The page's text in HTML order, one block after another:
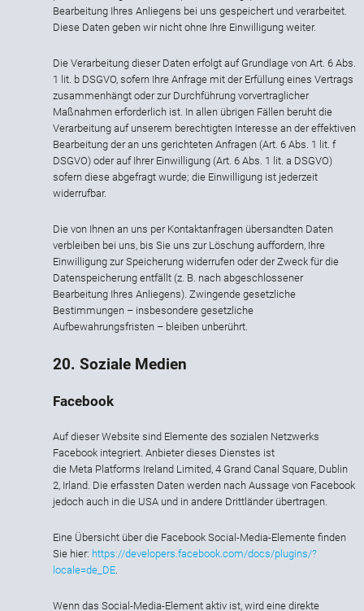
Bearbeitung Ihres Anliegens bei uns gespeichert und verarbeitet.
Diese Daten geben wir nicht ohne Ihre Einwilligung weiter.
Die Verarbeitung dieser Daten erfolgt auf Grundlage von Art. 6 Abs.
1 lit. b DSGVO, sofern Ihre Anfrage mit der Erfüllung eines Vertrags
zusammenhängt oder zur Durchführung vorvertraglicher
Maßnahmen erforderlich ist. In allen übrigen Fällen beruht die
Verarbeitung auf unserem berechtigten Interesse an der effektiven
Bearbeitung der an uns gerichteten Anfragen (Art. 6 Abs. 1 lit. f
DSGVO) oder auf Ihrer Einwilligung (Art. 6 Abs. 1 lit. a DSGVO)
sofern diese abgefragt wurde; die Einwilligung ist jederzeit
widerrufbar.
Die von Ihnen an uns per Kontaktanfragen übersandten Daten
verbleiben bei uns, bis Sie uns zur Löschung auffordern, Ihre
Einwilligung zur Speicherung widerrufen oder der Zweck für die
Datenspeicherung entfällt (z. B. nach abgeschlossener
Bearbeitung Ihres Anliegens). Zwingende gesetzliche
Bestimmungen – insbesondere gesetzliche
Aufbewahrungsfristen – bleiben unberührt.
20. Soziale Medien
Facebook
Auf dieser Website sind Elemente des sozialen Netzwerks
Facebook integriert. Anbieter dieses Dienstes ist
die Meta Platforms Ireland Limited, 4 Grand Canal Square, Dublin
2, Irland. Die erfassten Daten werden nach Aussage von Facebook
jedoch auch in die USA und in andere Drittländer übertragen.
Eine Übersicht über die Facebook Social-Media-Elemente finden
Sie hier: https://developers.facebook.com/docs/plugins/?
locale=de_DE.
Wenn das Social-Media-Element aktiv ist, wird eine direkte